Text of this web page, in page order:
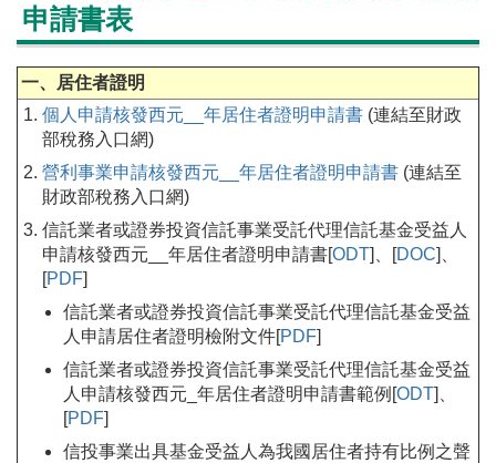
申請書表
一、居住者證明
個人申請核發西元__年居住者證明申請書 (連結至財政
部稅務入口網)
營利事業申請核發西元__年居住者證明申請書 (連結至
財政部稅務入口網)
信託業者或證券投資信託事業受託代理信託基金受益人
申請核發西元__年居住者證明申請書[ODT]、[DOC]、
[PDF]
信託業者或證券投資信託事業受託代理信託基金受益
人申請居住者證明檢附文件[PDF]
信託業者或證券投資信託事業受託代理信託基金受益
人申請核發西元_年居住者證明申請書範例[ODT]、
[PDF]
信投事業出具基金受益人為我國居住者持有比例之聲